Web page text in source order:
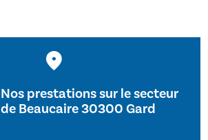
Nos prestations sur le secteur
de Beaucaire 30300 Gard